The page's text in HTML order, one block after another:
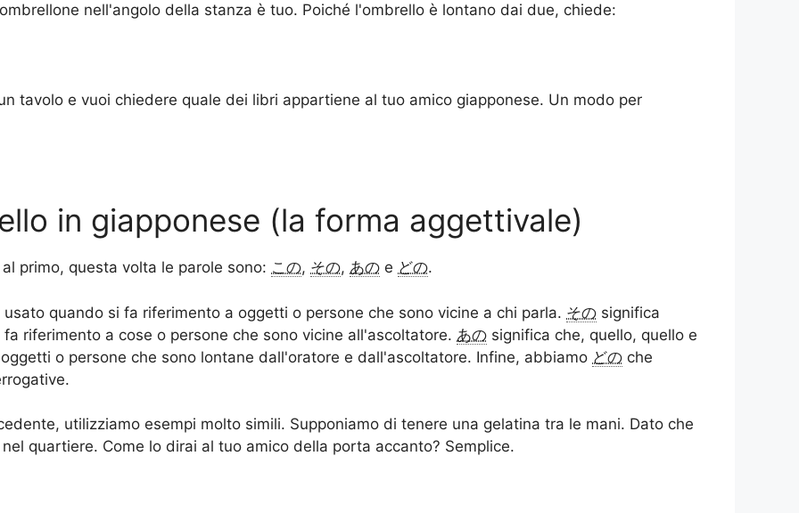
nell'angolo della stanza è tuo. Poiché l'ombrello è lontano dai due, chiede:
tavolo e vuoi chiedere quale dei libri appartiene al tuo amico giapponese. Un modo per
in giapponese (la forma aggettivale)
primo, questa volta le parole sono: この, その, あの e どの.
quando si fa riferimento a oggetti o persone che sono vicine a chi parla. その significa
riferimento a cose o persone che sono vicine all'ascoltatore. あの significa che, quello, quello e
o persone che sono lontane dall'oratore e dall'ascoltatore. Infine, abbiamo どの che
utilizziamo esempi molto simili. Supponiamo di tenere una gelatina tra le mani. Dato che
quartiere. Come lo dirai al tuo amico della porta accanto? Semplice.